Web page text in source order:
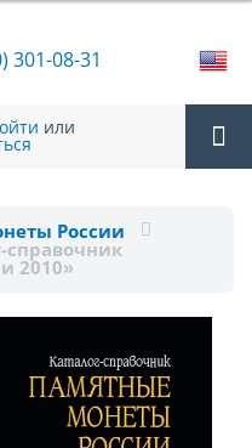
301-08-31
или
России
справочник
2010»